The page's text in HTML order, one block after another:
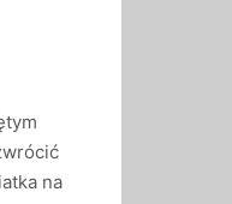
na